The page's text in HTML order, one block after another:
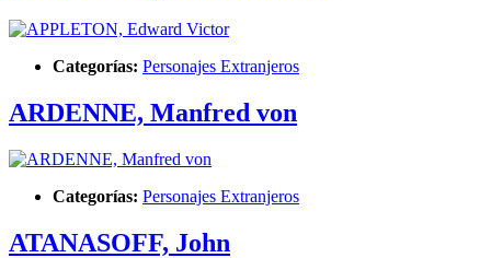
Categorías: Personajes Extranjeros
ARDENNE, Manfred von
Categorías: Personajes Extranjeros
ATANASOFF, John